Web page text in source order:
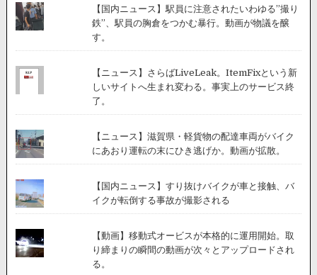
が
公
【国内ニュース】駅員に注意されたいわゆる”撮り
鉄”、駅員の胸倉をつかむ暴行。動画が物議を醸
す。
【ニュース】さらばLiveLeak。ItemFixという新
しいサイトへ生まれ変わる。事実上のサービス終
了。
【ニュース】滋賀県・軽貨物の配達車両がバイク
にあおり運転の末にひき逃げか。動画が拡散。
【国内ニュース】すり抜けバイクが車と接触、バ
イクが転倒する事故が撮影される
【動画】移動式オービスが本格的に運用開始。取
り締まりの瞬間の動画が次々とアップロードされ
る。